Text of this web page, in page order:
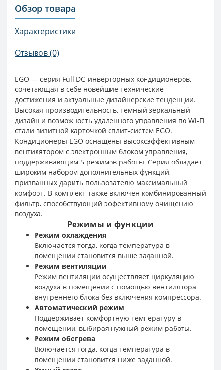
Обзор товара
Характеристики
Отзывов (0)
EGO — серия Full DC-инверторных кондиционеров,
сочетающая в себе новейшие технические
достижения и актуальные дизайнерские тенденции.
Высокая производительность, темный зеркальный
дизайн и возможность удаленного управления по Wi-Fi
стали визитной карточкой сплит-систем EGO.
Кондиционеры EGO оснащены высокоэффективным
вентилятором с электронным блоком управления,
поддерживающим 5 режимов работы. Серия обладает
широким набором дополнительных функций,
призванных дарить пользователю максимальный
комфорт. В комплект также включен комбинированный
фильтр, способствующий эффективному очищению
воздуха.
Режимы и функции
Режим охлаждения
Включается тогда, когда температура в
помещении становится выше заданной.
Режим вентиляции
Режим вентиляции осуществляет циркуляцию
воздуха в помещении с помощью вентилятора
внутреннего блока без включения компрессора.
Автоматический режим
Поддерживает комфортную температуру в
помещении, выбирая нужный режим работы.
Режим обогрева
Включается тогда, когда температура в
помещении становится ниже заданной.